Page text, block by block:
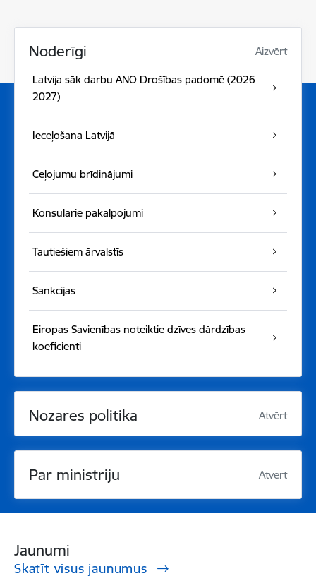
Noderīgi Aizvērt
Latvija sāk darbu ANO Drošības padomē (2026–
2027)
Ieceļošana Latvijā
Ceļojumu brīdinājumi
Konsulārie pakalpojumi
Tautiešiem ārvalstīs
Sankcijas
Eiropas Savienības noteiktie dzīves dārdzības
koeficienti
Nozares politika Atvērt
Par ministriju Atvērt
Jaunumi
Skatīt visus jaunumus